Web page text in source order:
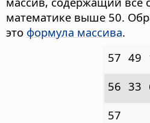
математике выше 50.
это формула массива.
57 49
56 33
57